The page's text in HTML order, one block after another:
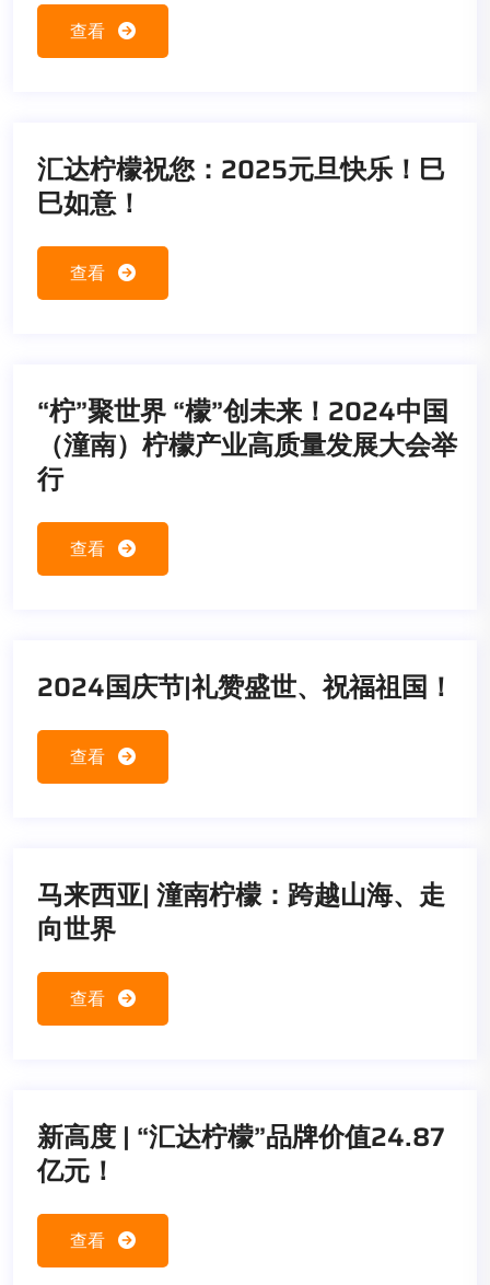
查看
汇达柠檬祝您：2025元旦快乐！巳
巳如意！
查看
“柠”聚世界 “檬”创未来！2024中国
（潼南）柠檬产业高质量发展大会举
行
查看
2024国庆节|礼赞盛世、祝福祖国！
查看
马来西亚| 潼南柠檬：跨越山海、走
向世界
查看
新高度 | “汇达柠檬”品牌价值24.87
亿元！
查看